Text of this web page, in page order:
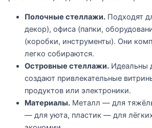
Полочные стеллажи. Подходят
декор), офиса (папки,
(коробки, инструменты). Они
легко собираются.
Островные стеллажи. Идеальны
создают привлекательные
продуктов или электроники.
Материалы. Металл — для
— для уюта, пластик — для